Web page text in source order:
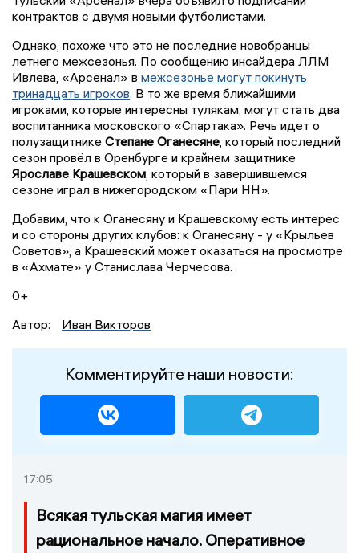
контрактов с двумя новыми футболистами.
Однако, похоже что это не последние новобранцы
летнего межсезонья. По сообщению инсайдера ЛЛМ
Ивлева, «Арсенал» в межсезонье могут покинуть
тринадцать игроков. В то же время ближайшими
игроками, которые интересны тулякам, могут стать два
воспитанника московского «Спартака». Речь идет о
полузащитнике Степане Оганесяне, который последний
сезон провёл в Оренбурге и крайнем защитнике
Ярославе Крашевском, который в завершившемся
сезоне играл в нижегородском «Пари НН».
Добавим, что к Оганесяну и Крашевскому есть интерес
и со стороны других клубов: к Оганесяну - у «Крыльев
Советов», а Крашевский может оказаться на просмотре
в «Ахмате» у Станислава Черчесова.
0+
Автор:
Иван Викторов
Комментируйте наши новости:
17:05
Всякая тульская магия имеет
рациональное начало. Оперативное